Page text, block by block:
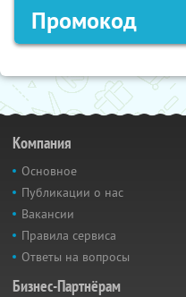
Промокод
Компания
Основное
Публикации о нас
Вакансии
Правила сервиса
Ответы на вопросы
Бизнес-Партнёрам